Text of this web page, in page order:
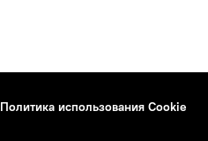
Политика использования Cookie